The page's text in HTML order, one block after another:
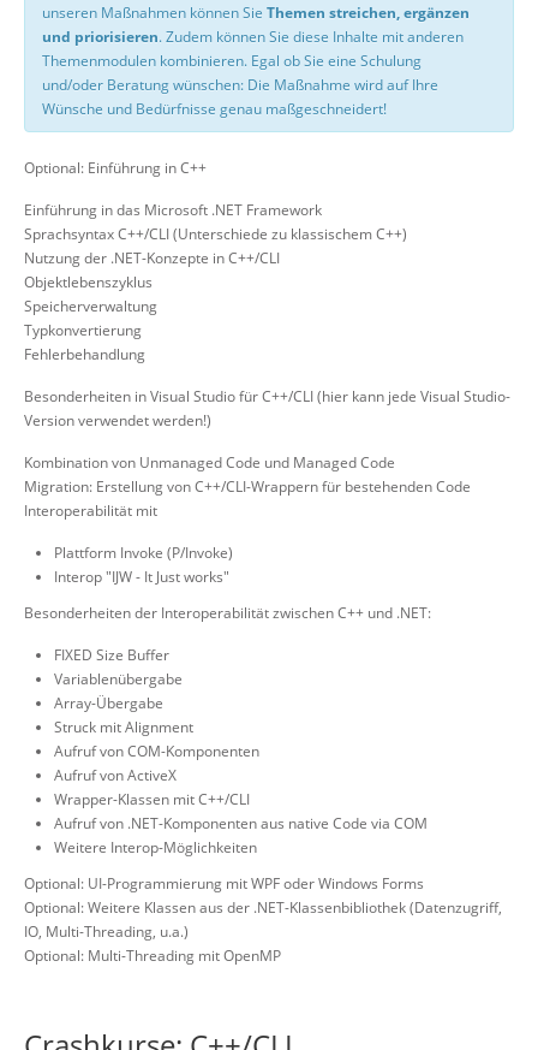
unseren Maßnahmen können Sie Themen streichen, ergänzen
und priorisieren. Zudem können Sie diese Inhalte mit anderen
Themenmodulen kombinieren. Egal ob Sie eine Schulung
und/oder Beratung wünschen: Die Maßnahme wird auf Ihre
Wünsche und Bedürfnisse genau maßgeschneidert!
Optional: Einführung in C++
Einführung in das Microsoft .NET Framework
Sprachsyntax C++/CLI (Unterschiede zu klassischem C++)
Nutzung der .NET-Konzepte in C++/CLI
Objektlebenszyklus
Speicherverwaltung
Typkonvertierung
Fehlerbehandlung
Besonderheiten in Visual Studio für C++/CLI (hier kann jede Visual Studio-
Version verwendet werden!)
Kombination von Unmanaged Code und Managed Code
Migration: Erstellung von C++/CLI-Wrappern für bestehenden Code
Interoperabilität mit
Plattform Invoke (P/Invoke)
Interop "IJW - It Just works"
Besonderheiten der Interoperabilität zwischen C++ und .NET:
FIXED Size Buffer
Variablenübergabe
Array-Übergabe
Struck mit Alignment
Aufruf von COM-Komponenten
Aufruf von ActiveX
Wrapper-Klassen mit C++/CLI
Aufruf von .NET-Komponenten aus native Code via COM
Weitere Interop-Möglichkeiten
Optional: UI-Programmierung mit WPF oder Windows Forms
Optional: Weitere Klassen aus der .NET-Klassenbibliothek (Datenzugriff,
IO, Multi-Threading, u.a.)
Optional: Multi-Threading mit OpenMP